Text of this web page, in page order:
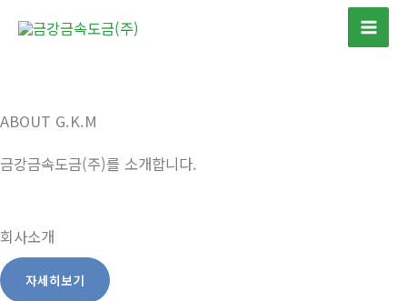
너
뛰
Main
ABOUT G.K.M
금강금속도금(주)를 소개합니다.
회사소개
자세히보기